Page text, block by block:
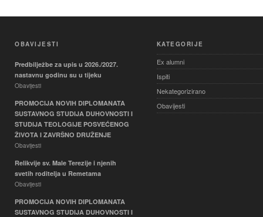
OBAVIJESTI
Predbilježbe za upis u 2026./2027.
nastavnu godinu su u tijeku
Obavijesti
PROMOCIJA NOVIH DIPLOMANATA
SUSTAVNOG STUDIJA DUHOVNOSTI I
STUDIJA TEOLOGIJE POSVEĆENOG
ŽIVOTA I ZAVRŠNO DRUŽENJE
Obavijesti
Relikvije sv. Male Terezije i njenih
svetih roditelja u Remetama
Obavijesti
PROMOCIJA NOVIH DIPLOMANATA
SUSTAVNOG STUDIJA DUHOVNOSTI I
KATEGORIJE
Ex alumni
Ispiti
Nekategorizirano
Obavijesti